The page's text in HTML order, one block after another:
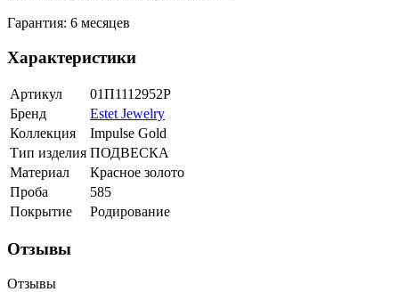
Гарантия: 6 месяцев
Характеристики
Артикул
01П1112952Р
Бренд
Estet Jewelry
Коллекция
Impulse Gold
Тип изделия ПОДВЕСКА
Материал
Красное золото
Проба
585
Покрытие
Родирование
Отзывы
Отзывы